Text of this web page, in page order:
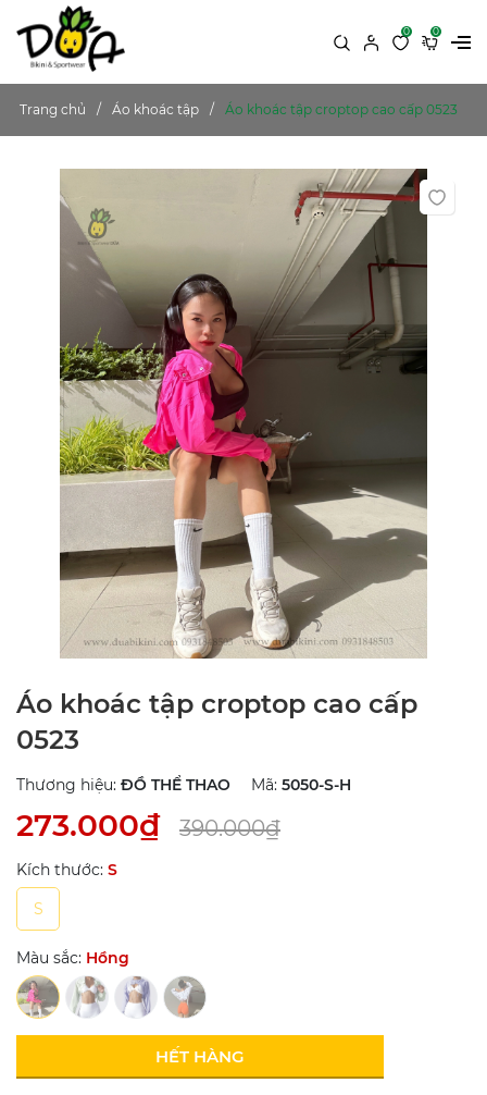
0 0
Trang chủ Áo khoác tập Áo khoác tập croptop cao cấp 0523
Áo khoác tập croptop cao cấp
0523
Thương hiệu: ĐỒ THỂ THAO Mã: 5050-S-H
273.000₫ 390.000₫
Kích thước: S
S
Màu sắc: Hồng
HẾT HÀNG